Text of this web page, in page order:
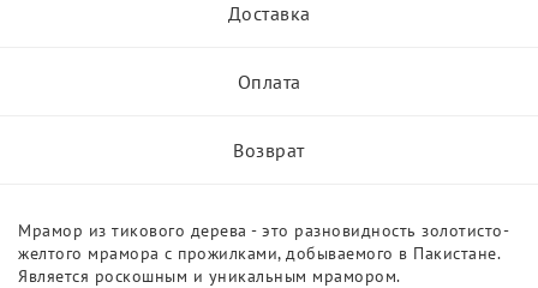
Доставка
Оплата
Возврат
Мрамор из тикового дерева - это разновидность золотисто-
желтого мрамора с прожилками, добываемого в Пакистане.
Является роскошным и уникальным мрамором.